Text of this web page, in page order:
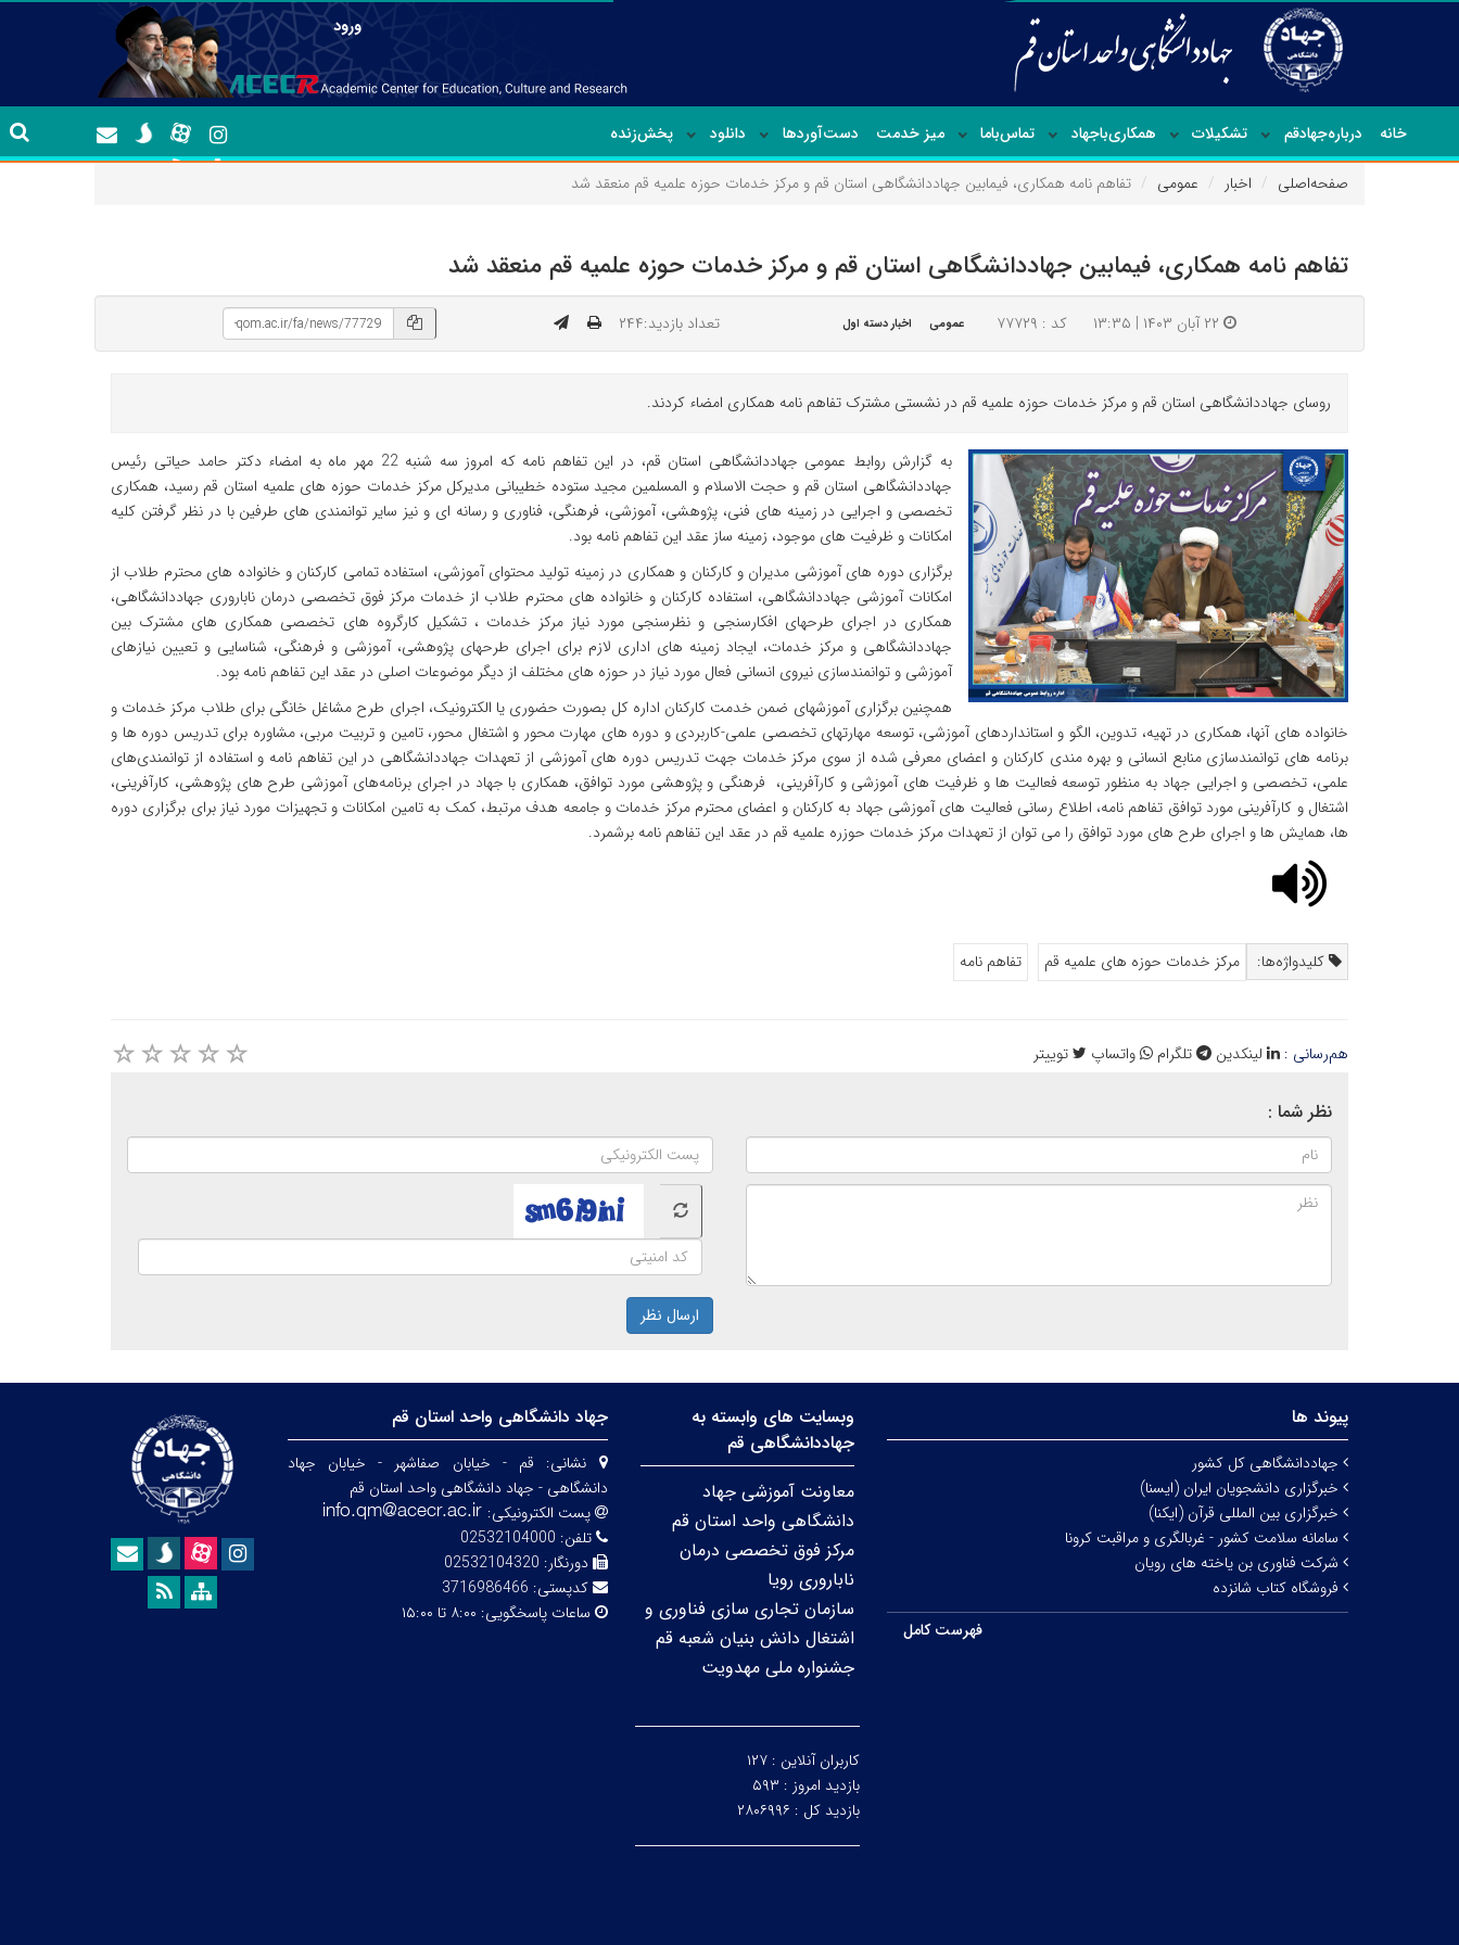
ورود
خانه درباره‌جهاد‌قم تشکیلات همکاری‌باجهاد تماس‌با‌ما میز خدمت دست‌آوردها دانلود پخش‌زنده
صفحه‌اصلی اخبار عمومی تفاهم نامه همکاری، فیمابین جهاددانشگاهی استان قم و مرکز خدمات حوزه علمیه قم منعقد شد
تفاهم نامه همکاری، فیمابین جهاددانشگاهی استان قم و مرکز خدمات حوزه علمیه قم منعقد شد
۲۲ آبان ۱۴۰۳ | ۱۳:۳۵ کد : ۷۷۷۲۹ عمومی اخبار دسته اول تعداد بازدید:۲۴۴
روسای جهاددانشگاهی استان قم و مرکز خدمات حوزه علمیه قم در نشستی مشترک تفاهم نامه همکاری امضاء کردند.
به گزارش روابط عمومی جهاددانشگاهی استان قم، در این تفاهم نامه که امروز سه شنبه 22 مهر ماه به امضاء دکتر حامد حیاتی رئیس
جهاددانشگاهی استان قم و حجت الاسلام و المسلمین مجید ستوده خطیبانی مدیرکل مرکز خدمات حوزه های علمیه استان قم رسید، همکاری
تخصصی و اجرایی در زمینه های فنی، پژوهشی، آموزشی، فرهنگی، فناوری و رسانه ای و نیز سایر توانمندی های طرفین با در نظر گرفتن کلیه
امکانات و ظرفیت های موجود، زمینه ساز عقد این تفاهم نامه بود.
برگزاری دوره های آموزشی مدیران و کارکنان و همکاری در زمینه تولید محتوای آموزشی، استفاده تمامی کارکنان و خانواده های محترم طلاب از
امکانات آموزشی جهاددانشگاهی، استفاده کارکنان و خانواده های محترم طلاب از خدمات مرکز فوق تخصصی درمان ناباروری جهاددانشگاهی،
همکاری در اجرای طرح­های افکارسنجی و نظرسنجی مورد نیاز مرکز خدمات ، تشکیل کارگروه های تخصصی همکاری های مشترک بین
جهاددانشگاهی و مرکز خدمات، ایجاد زمینه های اداری لازم برای اجرای طرح­های پژوهشی­، آموزشی و فرهنگی، شناسایی‌ و تعیین‌ نیازهای‌
آموزشی‌ و توانمندسازی‌ نیروی‌ انسانی‌ فعال مورد نیاز در حوزه های‌ مختلف‌ از دیگر موضوعات اصلی در عقد این تفاهم نامه بود.
همچنین برگزاری آموزشهای ضمن خدمت کارکنان اداره کل بصورت حضوری یا الکترونیک، اجرای طرح مشاغل خانگی برای طلاب مرکز خدمات و
خانواده های آنها، همکاری‌ در تهیه‌، تدوین‌، الگو و استانداردهای‌ آموزشی‌، توسعه‌ مهارتهای‌ تخصصی‌ علمی‌-کاربردی‌ و دوره های مهارت محور و اشتغال محور، تامین‌ و تربیت‌ مربی‌، مشاوره برای‌ تدریس‌ دوره ها و
برنامه‌ های‌ توانمندسازی‌ منابع‌ انسانی‌ و بهره مندی‌ کارکنان و اعضای‌ معرفی‌ شده از سوی‌ مرکز خدمات جهت‌ تدریس‌ دوره های‌ آموزشی از تعهدات جهاددانشگاهی در این تفاهم نامه و استفاده از توانمندی‌های‌
علمی‌، تخصصی‌ و اجرایی‌ جهاد به‌ منظور توسعه‌ فعالیت‌ ها و ظرفیت‌ های‌ آموزشی‌ و کارآفرینی، فرهنگی و پژوهشی‌ مورد توافق، همکاری‌ با جهاد در اجرای‌ برنامه‌های‌ آموزشی‌ طرح های‌ پژوهشی‌، کارآفرینی،
اشتغال و کارآفرینی‌ مورد توافق‌ تفاهم‌ نامه، اطلاع رسانی‌ فعالیت‌ های‌ آموزشی‌ جهاد به‌ کارکنان و اعضای‌ محترم مرکز خدمات و جامعه هدف مرتبط، کمک‌ به‌ تامین‌ امکانات و تجهیزات مورد نیاز برای‌ برگزاری‌ دوره
ها، همایش‌ ها و اجرای‌ طرح های‌ مورد توافق‌ را می توان از تعهدات مرکز خدمات حوزره علمیه قم در عقد این تفاهم نامه برشمرد.
کلیدواژه‌ها: مرکز خدمات حوزه های علمیه قم تفاهم نامه
هم‌رسانی : لینکدین تلگرام واتساپ توییتر
نظر شما :
ارسال نظر
پیوند ها
جهاددانشگاهی کل کشور
خبرگزاری دانشجویان ایران (ایسنا)
خبرگزاری بین المللی قرآن (ایکنا)
سامانه سلامت کشور - غربالگری و مراقبت کرونا
شرکت فناوری بن یاخته های رویان
فروشگاه کتاب شانزده
فهرست کامل
وبسایت های وابسته به
جهاددانشگاهی قم
معاونت آموزشی جهاد
دانشگاهی واحد استان قم
مرکز فوق تخصصی درمان
ناباروری رویا
سازمان تجاری سازی فناوری و
اشتغال دانش بنیان شعبه قم
جشنواره ملی مهدویت
کاربران آنلاین : ۱۲۷
بازدید امروز : ۵۹۳
بازدید کل : ۲۸۰۶۹۹۶
جهاد دانشگاهی واحد استان قم
نشانی: قم - خیابان صفاشهر - خیابان جهاد
دانشگاهی - جهاد دانشگاهی واحد استان قم
پست الکترونیکی:
تلفن: 02532104000
دورنگار: 02532104320
کدپستی: 3716986466
ساعات پاسخگویی: ۸:۰۰ تا ۱۵:۰۰